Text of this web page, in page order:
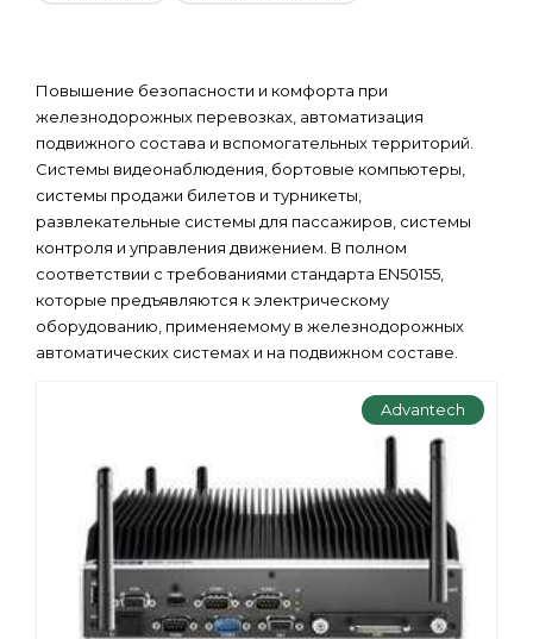
Повышение безопасности и комфорта при
железнодорожных перевозках, автоматизация
подвижного состава и вспомогательных территорий.
Системы видеонаблюдения, бортовые компьютеры,
системы продажи билетов и турникеты,
развлекательные системы для пассажиров, системы
контроля и управления движением. В полном
соответствии с требованиями стандарта EN50155,
которые предъявляются к электрическому
оборудованию, применяемому в железнодорожных
автоматических системах и на подвижном составе.
Advantech